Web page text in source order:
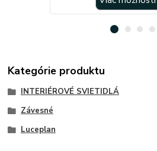
Kategórie produktu
INTERIÉROVÉ SVIETIDLÁ
Závesné
Luceplan